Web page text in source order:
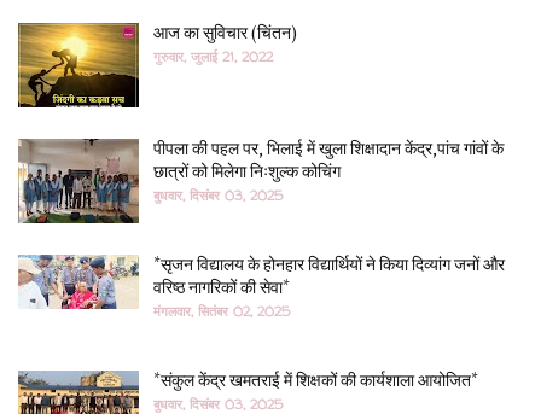
आज का सुविचार (चिंतन)
गुरुवार, जुलाई 21, 2022
पीपला की पहल पर, भिलाई में खुला शिक्षादान केंद्र,पांच गांवों के
छात्रों को मिलेगा निःशुल्क कोचिंग
बुधवार, दिसंबर 03, 2025
*सृजन विद्यालय के होनहार विद्यार्थियों ने किया दिव्यांग जनों और
वरिष्ठ नागरिकों की सेवा*
मंगलवार, सितंबर 02, 2025
*संकुल केंद्र खमतराई में शिक्षकों की कार्यशाला आयोजित*
बुधवार, दिसंबर 03, 2025